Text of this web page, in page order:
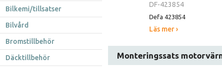
Bilkemi/tillsatser
Bilvård
Bromstillbehör
Däcktillbehör
DF-423854
Defa 423854
Läs mer ›
Monteringssats